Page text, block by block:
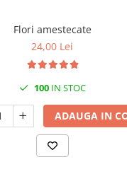
Flori amestecate
24,00 Lei
100IN STOC
ADAUGA IN